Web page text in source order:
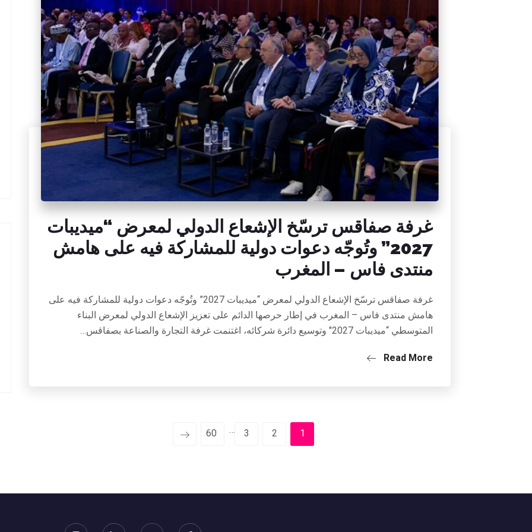
غرفة صفاقس ترسّخ الإشعاع الدولي لمعرض “ميديبات
2027” وتُوجّه دعوات دولية للمشاركة فيه على هامش
منتدى فاس – المغرب
غرفة صفاقس ترسّخ الإشعاع الدولي لمعرض “ميديبات 2027” وتُوجّه دعوات دولية للمشاركة فيه على
هامش منتدى فاس – المغرب في إطار حرصها الدائم على تعزيز الإشعاع الدولي لمعرض البناء
المتوسطي “ميديبات 2027″ وتوسيع دائرة شركائه، اغتنمت غرفة التجارة والصناعة بصفاقس…
Read More
1
2
3
60